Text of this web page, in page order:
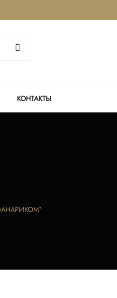
КОНТАКТЫ